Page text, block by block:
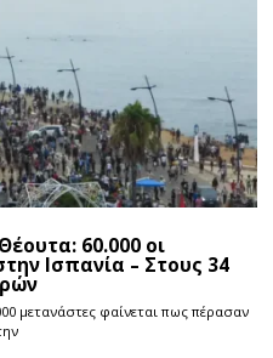
60.000 οι
Ισπανία – Στους 34
μετανάστες φαίνεται πως πέρασαν